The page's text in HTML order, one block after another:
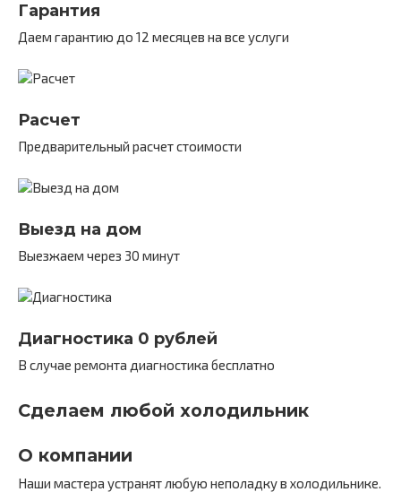
Гарантия
Даем гарантию до 12 месяцев на все услуги
Расчет
Предварительный расчет стоимости
Выезд на дом
Выезжаем через 30 минут
Диагностика 0 рублей
В случае ремонта диагностика бесплатно
Сделаем любой холодильник
О компании
Наши мастера устранят любую неполадку в холодильнике.